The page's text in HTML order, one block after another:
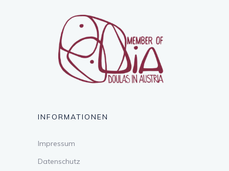
INFORMATIONEN
Impressum
Datenschutz